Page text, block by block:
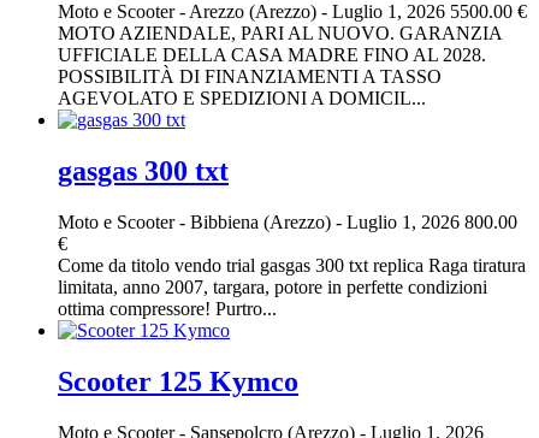
Moto e Scooter- Arezzo (Arezzo) - Luglio 1, 2026 5500.00 €
MOTO AZIENDALE, PARI AL NUOVO. GARANZIA
UFFICIALE DELLA CASA MADRE FINO AL 2028.
POSSIBILITÀ DI FINANZIAMENTI A TASSO
AGEVOLATO E SPEDIZIONI A DOMICIL...
gasgas 300 txt
Moto e Scooter- Bibbiena (Arezzo) - Luglio 1, 2026 800.00
€
Come da titolo vendo trial gasgas 300 txt replica Raga tiratura
limitata, anno 2007, targara, potore in perfette condizioni
ottima compressore! Purtro...
Scooter 125 Kymco
Moto e Scooter- Sansepolcro (Arezzo) - Luglio 1, 2026